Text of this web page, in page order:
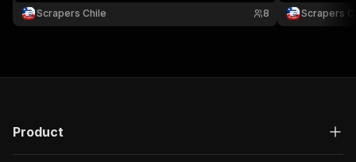
comparar catálogos, seguir ofertas y monitorear
ecommerce.
Scrapers Chile 8
API para
chileno.
Scrapers
Product